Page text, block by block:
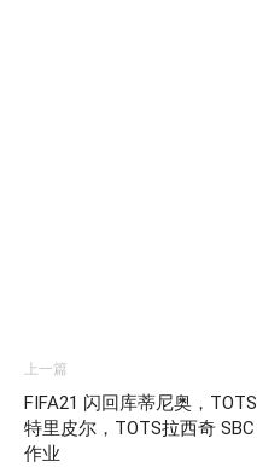
上一篇
FIFA21 闪回库蒂尼奥，TOTS
特里皮尔，TOTS拉西奇 SBC
作业